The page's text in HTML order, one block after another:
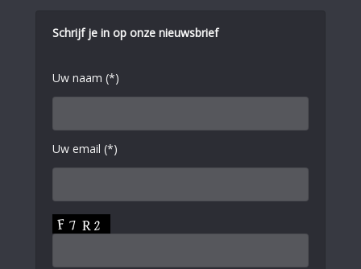
Schrijf je in op onze nieuwsbrief
Uw naam (*)
Uw email (*)